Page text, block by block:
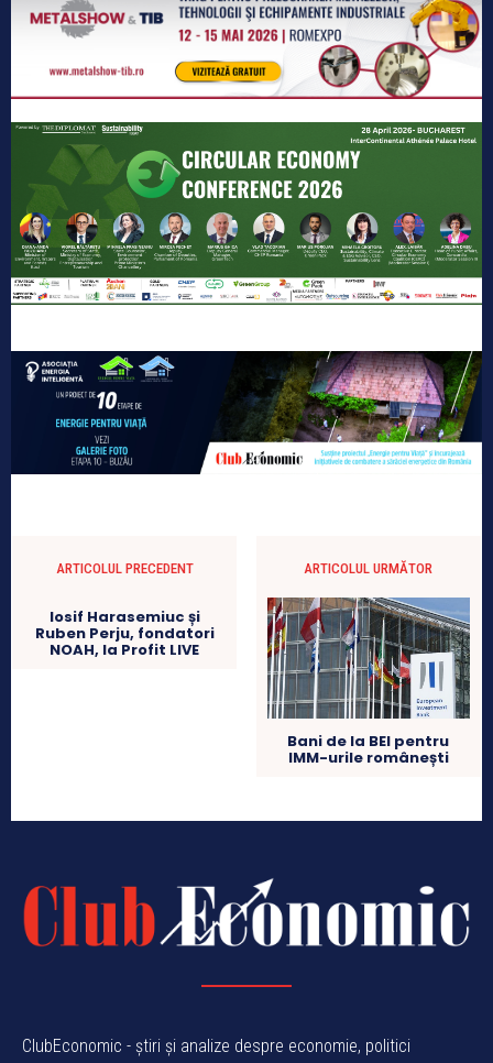
ARTICOLUL PRECEDENT
Iosif Harasemiuc și
Ruben Perju, fondatori
NOAH, la Profit LIVE
ARTICOLUL URMĂTOR
Bani de la BEI pentru
IMM-urile românești
ClubEconomic - știri și analize despre economie, politici